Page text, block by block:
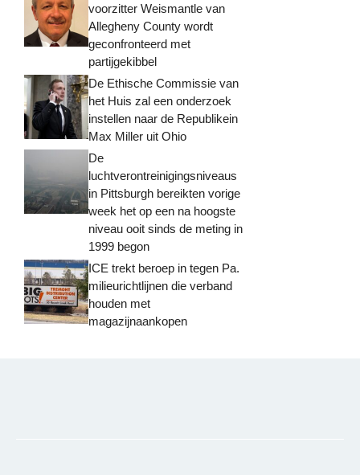
voorzitter Weismantle van
Allegheny County wordt
geconfronteerd met
partijgekibbel
De Ethische Commissie van
het Huis zal een onderzoek
instellen naar de Republikein
Max Miller uit Ohio
De
luchtverontreinigingsniveaus
in Pittsburgh bereikten vorige
week het op een na hoogste
niveau ooit sinds de meting in
1999 begon
ICE trekt beroep in tegen Pa.
milieurichtlijnen die verband
houden met
magazijnaankopen